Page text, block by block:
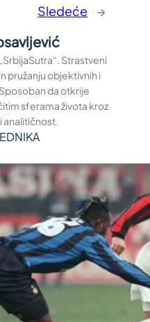
Sledeće →
Strastveni
pružanju objektivnih i
da otkrije
sferama života kroz
analitičnost.